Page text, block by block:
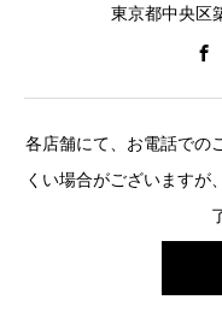
東京都中央区
各店舗にて、お電話での
くい場合がございますが